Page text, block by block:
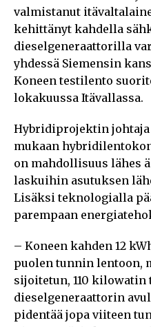
valmistanut
kehittänyt kahdella
dieselgeneraattorilla
yhdessä Siemensin
Koneen testilento
lokakuussa Itävallassa.
Hybridiprojektin johtaja
mukaan
on mahdollisuus lähes
laskuihin asutuksen
Lisäksi teknologialla
parempaan
– Koneen kahden 12
puolen tunnin lentoon,
sijoitetun, 110 kilowatin
dieselgeneraattorin
pidentää jopa viiteen